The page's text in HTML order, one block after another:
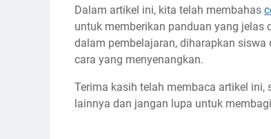
Dalam artikel ini, kita telah membahas
untuk memberikan panduan yang jelas
dalam pembelajaran, diharapkan
cara yang menyenangkan.
Terima kasih telah membaca artikel
lainnya dan jangan lupa untuk